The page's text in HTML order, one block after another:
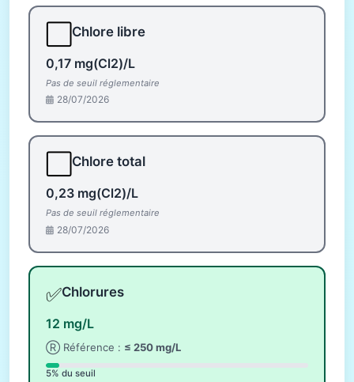
Chlore libre
0,17 mg(Cl2)/L
Pas de seuil réglementaire
28/07/2026
Chlore total
0,23 mg(Cl2)/L
Pas de seuil réglementaire
28/07/2026
✅Chlorures
12 mg/L
Ⓡ Référence : ≤ 250 mg/L
5% du seuil